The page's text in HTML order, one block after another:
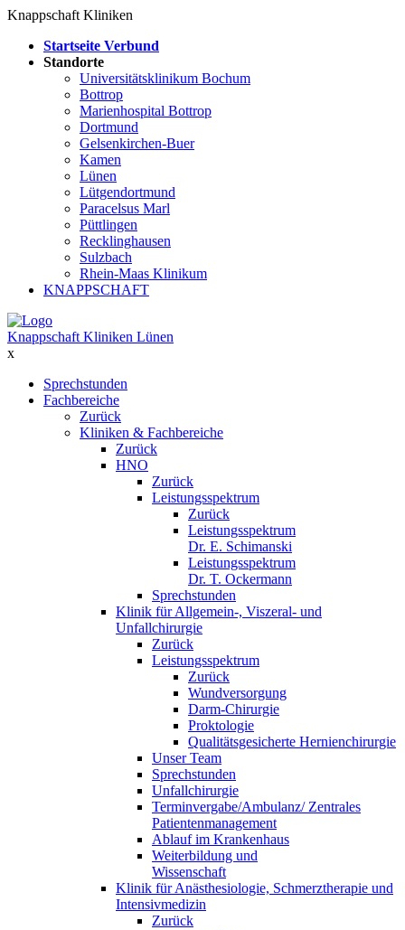
Knappschaft Kliniken
Startseite Verbund
Standorte
Universitätsklinikum Bochum
Bottrop
Marienhospital Bottrop
Dortmund
Gelsenkirchen-Buer
Kamen
Lünen
Lütgendortmund
Paracelsus Marl
Püttlingen
Recklinghausen
Sulzbach
Rhein-Maas Klinikum
KNAPPSCHAFT
Knappschaft Kliniken Lünen
x
Sprechstunden
Fachbereiche
Zurück
Kliniken & Fachbereiche
Zurück
HNO
Zurück
Leistungsspektrum
Zurück
Leistungsspektrum
Dr. E. Schimanski
Leistungsspektrum
Dr. T. Ockermann
Sprechstunden
Klinik für Allgemein-, Viszeral- und
Unfallchirurgie
Zurück
Leistungsspektrum
Zurück
Wundversorgung
Darm-Chirurgie
Proktologie
Qualitätsgesicherte Hernienchirurgie
Unser Team
Sprechstunden
Unfallchirurgie
Terminvergabe/Ambulanz/ Zentrales
Patientenmanagement
Ablauf im Krankenhaus
Weiterbildung und
Wissenschaft
Klinik für Anästhesiologie, Schmerztherapie und
Intensivmedizin
Zurück